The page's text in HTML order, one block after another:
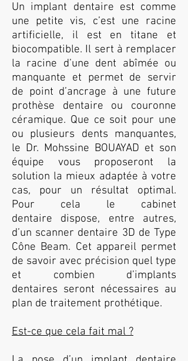
Un implant dentaire est comme
une petite vis, c’est une racine
artificielle, il est en titane et
biocompatible. Il sert à remplacer
la racine d’une dent abîmée ou
manquante et permet de servir
de point d’ancrage à une future
prothèse dentaire ou couronne
céramique. Que ce soit pour une
ou plusieurs dents manquantes,
le Dr. Mohssine BOUAYAD et son
équipe vous proposeront la
solution la mieux adaptée à votre
cas, pour un résultat optimal.
Pour cela le cabinet
dentaire dispose, entre autres,
d’un scanner dentaire 3D de Type
Cône Beam. Cet appareil permet
de savoir avec précision quel type
et combien d’implants
dentaires seront nécessaires au
plan de traitement prothétique.
Est-ce que cela fait mal ?